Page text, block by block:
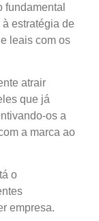
estratégia de
leais com os
atrair
que já
os a
a marca ao
o
empresa.